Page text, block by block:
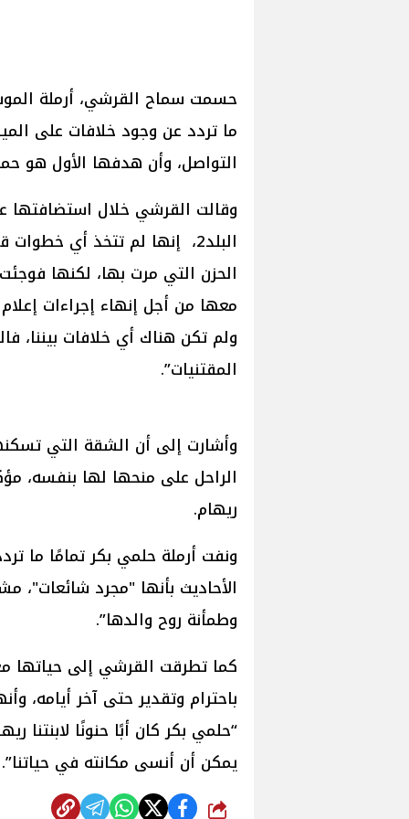
حسمت سماح القرشي، أرملة
ما تردد عن وجود خلافات على
التواصل، وأن هدفها الأول هو
وقالت القرشي خلال استضافتها
البلد2، إنها لم تتخذ أي
الحزن التي مرت بها، لكنها
معها من أجل إنهاء إجراءات إعلام
ولم تكن هناك أي خلافات
المقتنيات”.
الراحل على منحها لها بنفسه،
ريهام.
ونفت أرملة حلمي بكر تمامًا ما
الأحاديث بأنها "مجرد
وطمأنة روح والدها”.
كما تطرقت القرشي إلى حياتها
باحترام وتقدير حتى آخر أيامه،
“حلمي بكر كان أبًا حنونًا
يمكن أن أنسى مكانته في حياتنا”.